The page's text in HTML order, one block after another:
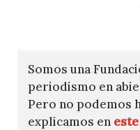
Somos una
periodismo en
Pero no podemos
explicamos en